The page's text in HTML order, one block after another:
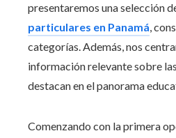
presentaremos una selección
particulares en Panamá,
categorías. Además, nos
información relevante sobre
destacan en el panorama
Comenzando con la primera